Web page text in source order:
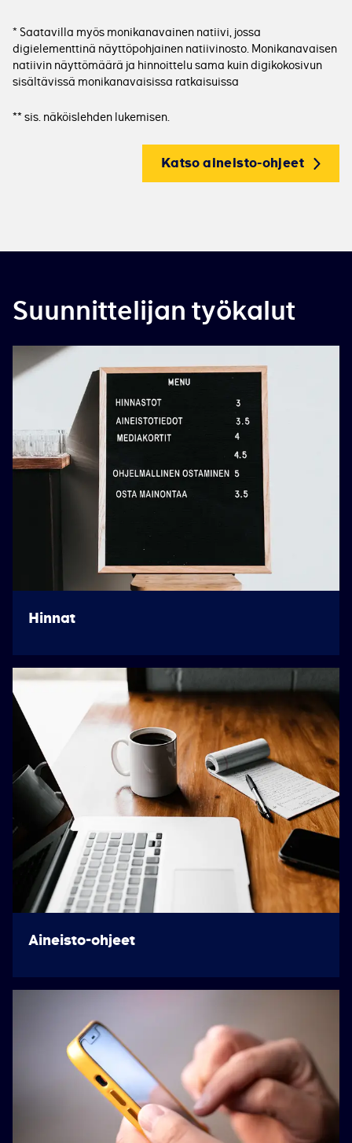
* Saatavilla myös monikanavainen natiivi, jossa
digielementtinä näyttöpohjainen natiivinosto. Monikanavaisen
natiivin näyttömäärä ja hinnoittelu sama kuin digikokosivun
sisältävissä monikanavaisissa ratkaisuissa
**sis. näköislehden lukemisen.
Katso aineisto-ohjeet
Suunnittelijan työkalut
Hinnat
Aineisto-ohjeet